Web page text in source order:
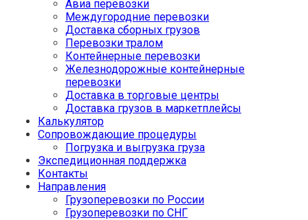
Авиа перевозки
Междугородние перевозки
Доставка сборных грузов
Перевозки тралом
Контейнерные перевозки
Железнодорожные контейнерные
перевозки
Доставка в торговые центры
Доставка грузов в маркетплейсы
Калькулятор
Сопровождающие процедуры
Погрузка и выгрузка груза
Экспедиционная поддержка
Контакты
Направления
Грузоперевозки по России
Грузоперевозки по СНГ